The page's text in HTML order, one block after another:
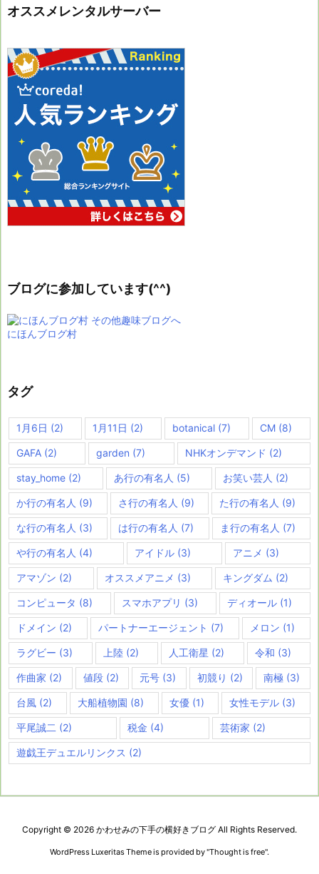
オススメレンタルサーバー
ブログに参加しています(^^)
にほんブログ村
タグ
1月6日 (2) 1月11日 (2) botanical (7) CM (8)
GAFA (2) garden (7) NHKオンデマンド (2)
stay_home (2) あ行の有名人 (5) お笑い芸人 (2)
か行の有名人 (9) さ行の有名人 (9) た行の有名人 (9)
な行の有名人 (3) は行の有名人 (7) ま行の有名人 (7)
や行の有名人 (4) アイドル (3) アニメ (3)
アマゾン (2) オススメアニメ (3) キングダム (2)
コンピュータ (8) スマホアプリ (3) ディオール (1)
ドメイン (2) パートナーエージェント (7) メロン (1)
ラグビー (3) 上陸(2) 人工衛星 (2) 令和 (3)
作曲家 (2) 値段(2) 元号 (3) 初競り (2) 南極 (3)
台風 (2) 大船植物園 (8) 女優(1) 女性モデル (3)
平尾誠二 (2) 税金 (4) 芸術家 (2)
遊戯王デュエルリンクス (2)
Copyright © 2026 かわせみの下手の横好きブログ All Rights Reserved.
WordPress Luxeritas Theme is provided by "Thought is free".